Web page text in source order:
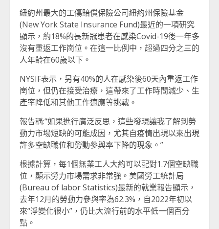
紐約州最大的工傷賠償保險公司紐約州保險基金
(New York State Insurance Fund)最近的一項研究
顯示，約18%的長新冠患者在感染Covid-19後一年多
沒有重返工作崗位。在這一比例中，超過四分之三的
人年齡在60歲以下。
NYSIF表示，另有40%的人在感染後60天內重返工作
崗位，但仍在接受治療，這帶來了工作時間減少、生
產率降低和其他工作適應等挑戰。
報告稱:“如果進行廣泛反思，這些發現讓我了解到勞
動力市場短缺的可能成因，尤其自疫情出現以來出現
許多空缺職位和勞動參與率下降的現象。”
根據計算，每1個無業工人大約可以配對1.7個空缺職
位，顯示勞力市場需求非常強。美國勞工統計局
(Bureau of labor Statistics)最新的就業報告顯示，
去年12月的勞動力參與率為62.3%，自2022年初以
來“淨變化很小”，仍比大流行前的水平低一個百分
點。